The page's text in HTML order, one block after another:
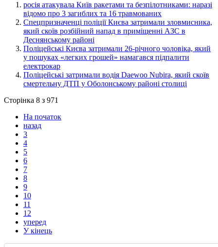
​росія атакувала Київ ракетами та безпілотниками: наразі
відомо про 3 загиблих та 16 травмованих
​Спецпризначенці поліції Києва затримали зловмисника,
який скоїв розбійний напад в приміщенні АЗС в
Деснянському районі
​Поліцейські Києва затримали 26-річного чоловіка, який
у пошуках «легких грошей» намагався підпалити
електрокар
​Поліцейські затримали водія Daewoo Nubira, який скоїв
смертельну ДТП у Оболонському районі столиці
Сторінка 8 з 971
На початок
назад
3
4
5
6
7
8
9
10
11
12
уперед
У кінець